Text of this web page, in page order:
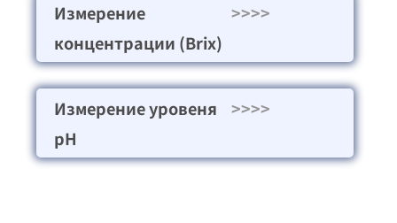
Измерение
концентрации (Brix)
>>>>
Измерение уровеня
pH
>>>>